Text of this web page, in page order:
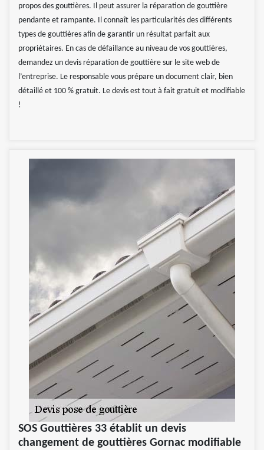
propos des gouttières. Il peut assurer la réparation de gouttière
pendante et rampante. Il connaît les particularités des différents
types de gouttières afin de garantir un résultat parfait aux
propriétaires. En cas de défaillance au niveau de vos gouttières,
demandez un devis réparation de gouttière sur le site web de
l’entreprise. Le responsable vous prépare un document clair, bien
détaillé et 100 % gratuit. Le devis est tout à fait gratuit et modifiable
!
SOS Gouttières 33 établit un devis
changement de gouttières Gornac modifiable